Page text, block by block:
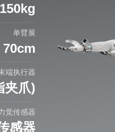
150kg
单臂展
70cm
端执行器
夹爪)
觉传感器
感器